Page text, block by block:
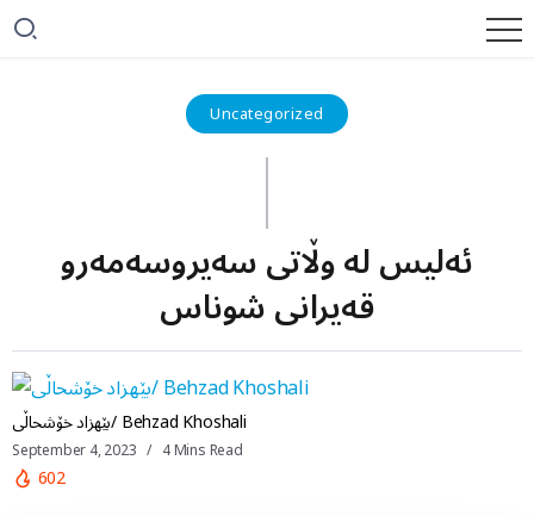
Uncategorized
ئەلیس لە وڵاتی سەیروسەمەرو
قەیرانی شوناس
بێهزاد خۆشحاڵی/ Behzad Khoshali
September 4, 2023 4 Mins Read
602